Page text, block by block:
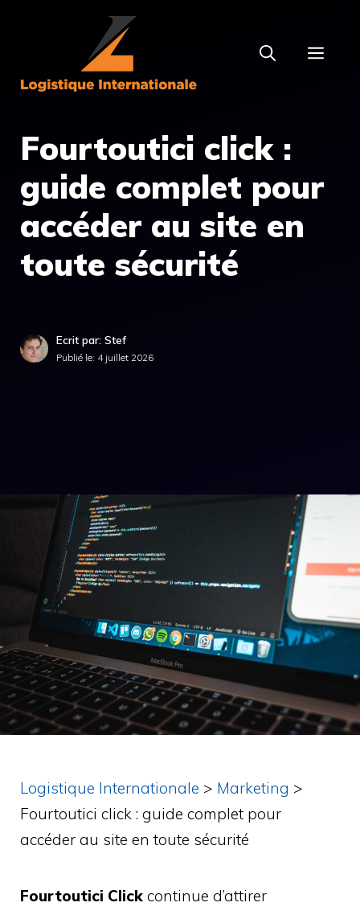
Fourtoutici click :
guide complet pour
accéder au site en
toute sécurité
Ecrit par: Stef
Publié le: 4 juillet 2026
Logistique Internationale > Marketing >
Fourtoutici click : guide complet pour
accéder au site en toute sécurité
Fourtoutici Click continue d’attirer